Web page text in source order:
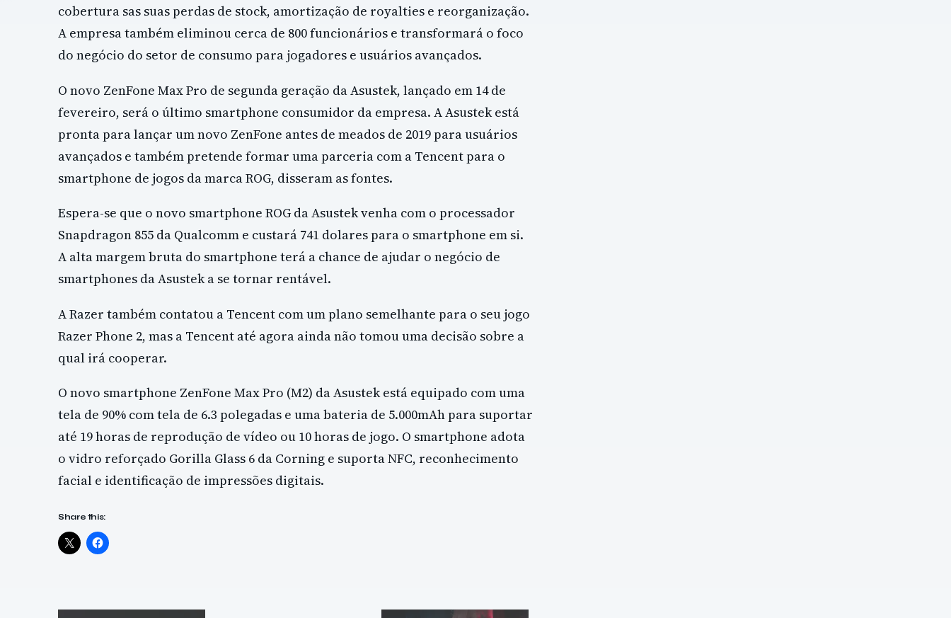
cobertura sas suas perdas de stock, amortização de royalties e reorganização.
A empresa também eliminou cerca de 800 funcionários e transformará o foco
do negócio do setor de consumo para jogadores e usuários avançados.
O novo ZenFone Max Pro de segunda geração da Asustek, lançado em 14 de
fevereiro, será o último smartphone consumidor da empresa. A Asustek está
pronta para lançar um novo ZenFone antes de meados de 2019 para usuários
avançados e também pretende formar uma parceria com a Tencent para o
smartphone de jogos da marca ROG, disseram as fontes.
Espera-se que o novo smartphone ROG da Asustek venha com o processador
Snapdragon 855 da Qualcomm e custará 741 dolares para o smartphone em si.
A alta margem bruta do smartphone terá a chance de ajudar o negócio de
smartphones da Asustek a se tornar rentável.
A Razer também contatou a Tencent com um plano semelhante para o seu jogo
Razer Phone 2, mas a Tencent até agora ainda não tomou uma decisão sobre a
qual irá cooperar.
O novo smartphone ZenFone Max Pro (M2) da Asustek está equipado com uma
tela de 90% com tela de 6.3 polegadas e uma bateria de 5.000mAh para suportar
até 19 horas de reprodução de vídeo ou 10 horas de jogo. O smartphone adota
o vidro reforçado Gorilla Glass 6 da Corning e suporta NFC, reconhecimento
facial e identificação de impressões digitais.
Share this: